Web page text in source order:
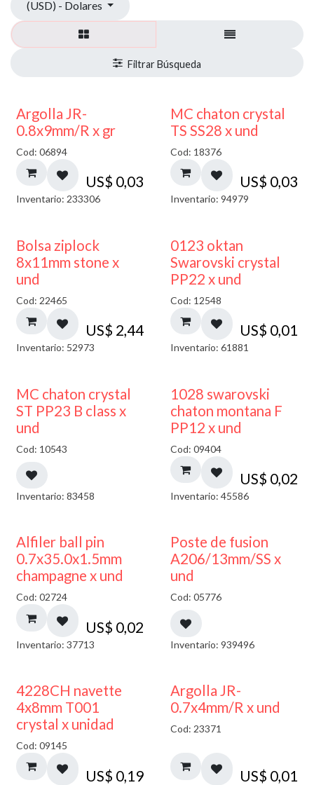
(USD) - Dolares
Argolla JR-
0.8x9mm/R x gr
Cod: 06894
US$ 0,03
Inventario: 233306
MC chaton crystal
TS SS28 x und
Cod: 18376
US$ 0,03
Inventario: 94979
¡NUEVO!
Bolsa ziplock
8x11mm stone x
und
Cod: 22465
US$ 2,44
Inventario: 52973
0123 oktan
Swarovski crystal
PP22 x und
Cod: 12548
US$ 0,01
Inventario: 61881
MC chaton crystal
ST PP23 B class x
und
Cod: 10543
Inventario: 83458
1028 swarovski
chaton montana F
PP12 x und
Cod: 09404
US$ 0,02
Inventario: 45586
Alfiler ball pin
0.7x35.0x1.5mm
champagne x und
Cod: 02724
US$ 0,02
Inventario: 37713
Poste de fusion
A206/13mm/SS x
und
Cod: 05776
Inventario: 939496
4228CH navette
4x8mm T001
crystal x unidad
Cod: 09145
US$ 0,19
Argolla JR-
0.7x4mm/R x und
Cod: 23371
US$ 0,01